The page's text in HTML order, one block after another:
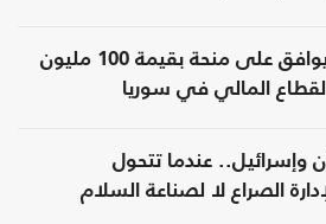
البنك الدولي يوافق على منحة بقيمة 100 مليون
المالي في سوريا
وإسرائيل.. عندما تتحول
الصراع لا لصناعة السلام